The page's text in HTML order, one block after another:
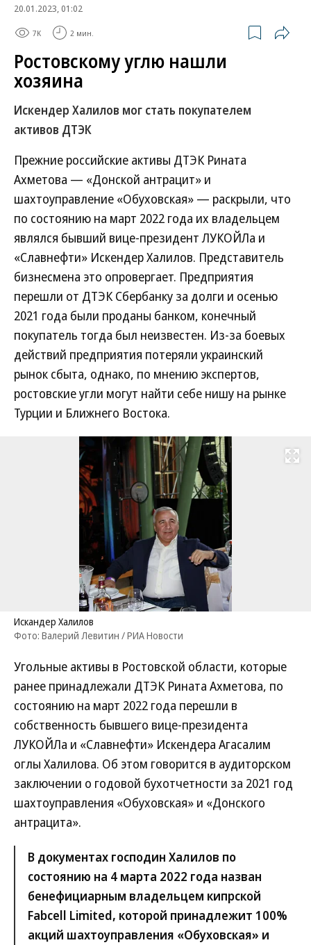
20.01.2023, 01:02
7K 2 мин.
Ростовскому углю нашли
хозяина
Искендер Халилов мог стать покупателем
активов ДТЭК
Прежние российские активы ДТЭК Рината
Ахметова — «Донской антрацит» и
шахтоуправление «Обуховская» — раскрыли, что
по состоянию на март 2022 года их владельцем
являлся бывший вице-президент ЛУКОЙЛа и
«Славнефти» Искендер Халилов. Представитель
бизнесмена это опровергает. Предприятия
перешли от ДТЭК Сбербанку за долги и осенью
2021 года были проданы банком, конечный
покупатель тогда был неизвестен. Из-за боевых
действий предприятия потеряли украинский
рынок сбыта, однако, по мнению экспертов,
ростовские угли могут найти себе нишу на рынке
Турции и Ближнего Востока.
Развернуть
Искандер Халилов
Фото: Валерий Левитин / РИА Новости
Угольные активы в Ростовской области, которые
ранее принадлежали ДТЭК Рината Ахметова, по
состоянию на март 2022 года перешли в
собственность бывшего вице-президента
ЛУКОЙЛа и «Славнефти» Искендера Агасалим
оглы Халилова. Об этом говорится в аудиторском
заключении о годовой бухотчетности за 2021 год
шахтоуправления «Обуховская» и «Донского
антрацита».
В документах господин Халилов по
состоянию на 4 марта 2022 года назван
бенефициарным владельцем кипрской
Fabcell Limited, которой принадлежит 100%
акций шахтоуправления «Обуховская» и